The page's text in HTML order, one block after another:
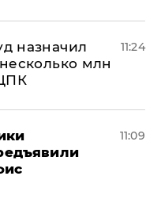
назначил
млн
11:24
11:09